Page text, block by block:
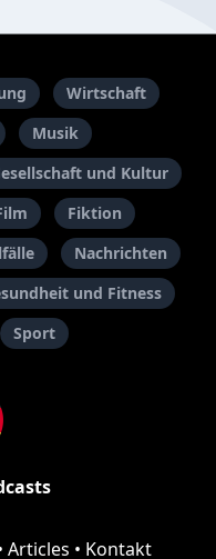
Wirtschaft
Musik
und Kultur
Fiktion
Nachrichten
und Fitness
Sport
Articles • Kontakt